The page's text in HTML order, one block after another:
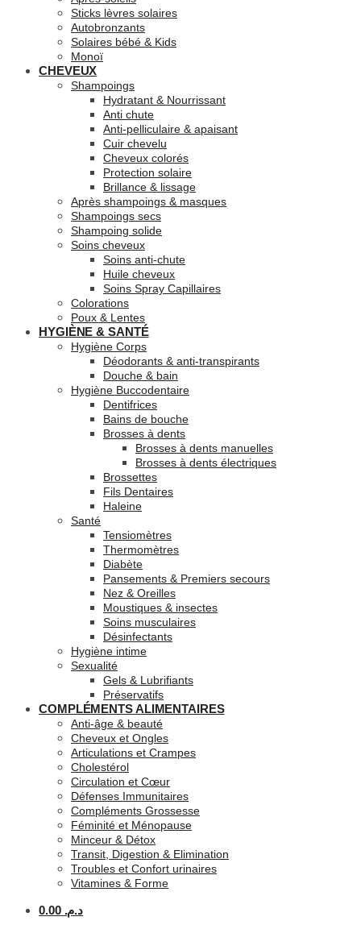
Sticks lèvres solaires
Autobronzants
Solaires bébé & Kids
Monoï
CHEVEUX
Shampoings
Hydratant & Nourrissant
Anti chute
Anti-pelliculaire & apaisant
Cuir chevelu
Cheveux colorés
Protection solaire
Brillance & lissage
Après shampoings & masques
Shampoings secs
Shampoing solide
Soins cheveux
Soins anti-chute
Huile cheveux
Soins Spray Capillaires
Colorations
Poux & Lentes
HYGIÈNE & SANTÉ
Hygiène Corps
Déodorants & anti-transpirants
Douche & bain
Hygiène Buccodentaire
Dentifrices
Bains de bouche
Brosses à dents
Brosses à dents manuelles
Brosses à dents électriques
Brossettes
Fils Dentaires
Haleine
Santé
Tensiomètres
Thermomètres
Diabète
Pansements & Premiers secours
Nez & Oreilles
Moustiques & insectes
Soins musculaires
Désinfectants
Hygiène intime
Sexualité
Gels & Lubrifiants
Préservatifs
COMPLÉMENTS ALIMENTAIRES
Anti-âge & beauté
Cheveux et Ongles
Articulations et Crampes
Cholestérol
Circulation et Cœur
Défenses Immunitaires
Compléments Grossesse
Féminité et Ménopause
Minceur & Détox
Transit, Digestion & Elimination
Troubles et Confort urinaires
Vitamines & Forme
د.م. 0.00